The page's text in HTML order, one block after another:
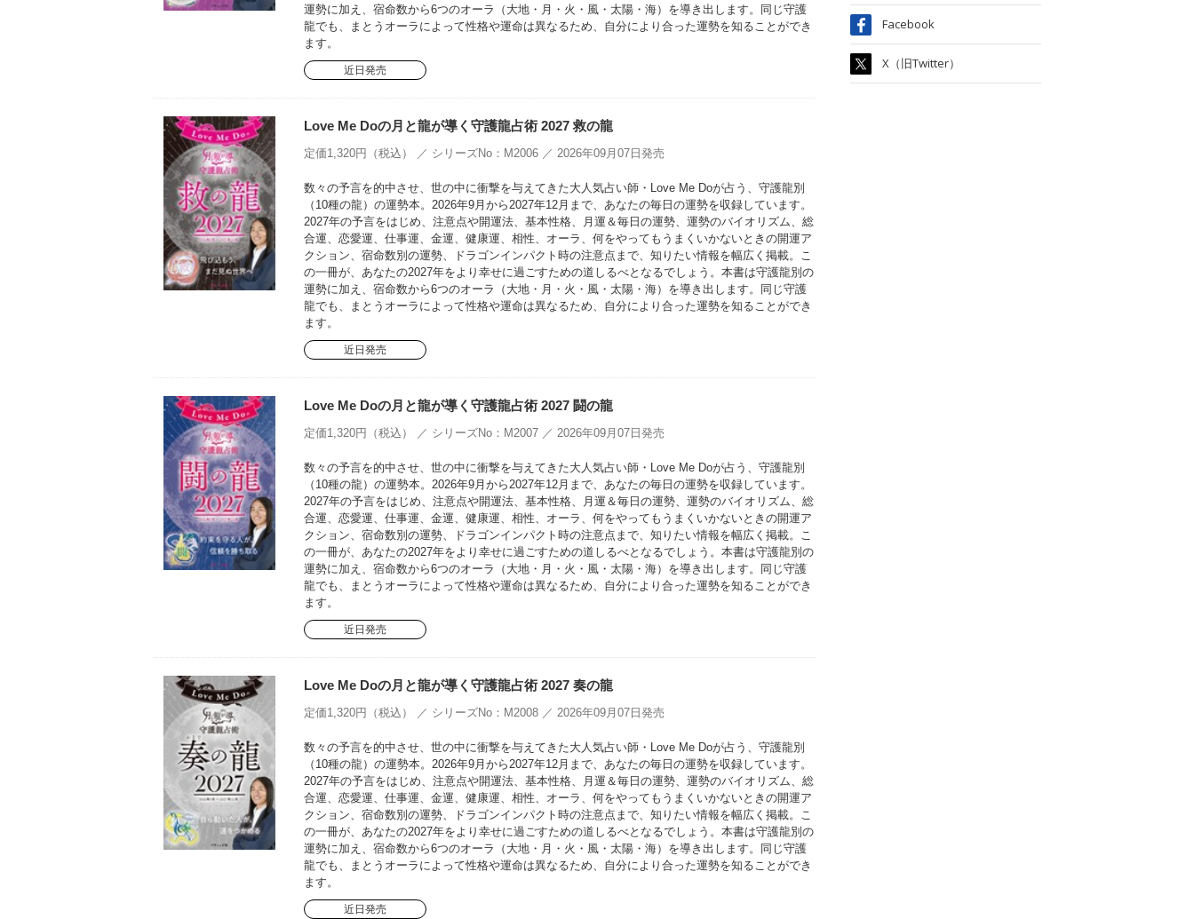
運勢に加え、宿命数から6つのオーラ（大地・月・火・風・太陽・海）を導き出します。同じ守護
龍でも、まとうオーラによって性格や運命は異なるため、自分により合った運勢を知ることができ
ます。
近日発売
Love Me Doの月と龍が導く守護龍占術 2027 救の龍
定価1,320円（税込） ／ シリーズNo：M2006 ／ 2026年09月07日発売
数々の予言を的中させ、世の中に衝撃を与えてきた大人気占い師・Love Me Doが占う、守護龍別
（10種の龍）の運勢本。2026年9月から2027年12月まで、あなたの毎日の運勢を収録しています。
2027年の予言をはじめ、注意点や開運法、基本性格、月運＆毎日の運勢、運勢のバイオリズム、総
合運、恋愛運、仕事運、金運、健康運、相性、オーラ、何をやってもうまくいかないときの開運ア
クション、宿命数別の運勢、ドラゴンインパクト時の注意点まで、知りたい情報を幅広く掲載。こ
の一冊が、あなたの2027年をより幸せに過ごすための道しるべとなるでしょう。本書は守護龍別の
運勢に加え、宿命数から6つのオーラ（大地・月・火・風・太陽・海）を導き出します。同じ守護
龍でも、まとうオーラによって性格や運命は異なるため、自分により合った運勢を知ることができ
ます。
近日発売
Love Me Doの月と龍が導く守護龍占術 2027 闘の龍
定価1,320円（税込） ／ シリーズNo：M2007 ／ 2026年09月07日発売
数々の予言を的中させ、世の中に衝撃を与えてきた大人気占い師・Love Me Doが占う、守護龍別
（10種の龍）の運勢本。2026年9月から2027年12月まで、あなたの毎日の運勢を収録しています。
2027年の予言をはじめ、注意点や開運法、基本性格、月運＆毎日の運勢、運勢のバイオリズム、総
合運、恋愛運、仕事運、金運、健康運、相性、オーラ、何をやってもうまくいかないときの開運ア
クション、宿命数別の運勢、ドラゴンインパクト時の注意点まで、知りたい情報を幅広く掲載。こ
の一冊が、あなたの2027年をより幸せに過ごすための道しるべとなるでしょう。本書は守護龍別の
運勢に加え、宿命数から6つのオーラ（大地・月・火・風・太陽・海）を導き出します。同じ守護
龍でも、まとうオーラによって性格や運命は異なるため、自分により合った運勢を知ることができ
ます。
近日発売
Love Me Doの月と龍が導く守護龍占術 2027 奏の龍
定価1,320円（税込） ／ シリーズNo：M2008 ／ 2026年09月07日発売
数々の予言を的中させ、世の中に衝撃を与えてきた大人気占い師・Love Me Doが占う、守護龍別
（10種の龍）の運勢本。2026年9月から2027年12月まで、あなたの毎日の運勢を収録しています。
2027年の予言をはじめ、注意点や開運法、基本性格、月運＆毎日の運勢、運勢のバイオリズム、総
合運、恋愛運、仕事運、金運、健康運、相性、オーラ、何をやってもうまくいかないときの開運ア
クション、宿命数別の運勢、ドラゴンインパクト時の注意点まで、知りたい情報を幅広く掲載。こ
の一冊が、あなたの2027年をより幸せに過ごすための道しるべとなるでしょう。本書は守護龍別の
運勢に加え、宿命数から6つのオーラ（大地・月・火・風・太陽・海）を導き出します。同じ守護
龍でも、まとうオーラによって性格や運命は異なるため、自分により合った運勢を知ることができ
ます。
近日発売
Facebook
X（旧Twitter）